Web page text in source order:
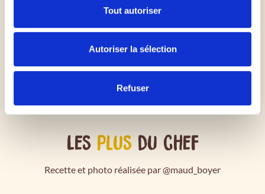
Tout autoriser
Autoriser la sélection
Refuser
tomates cerises et une mozzarella di bufala.
Versez un filet d'huile d'olive
Les plusdu chef
Recette et photo réalisée par @maud_boyer